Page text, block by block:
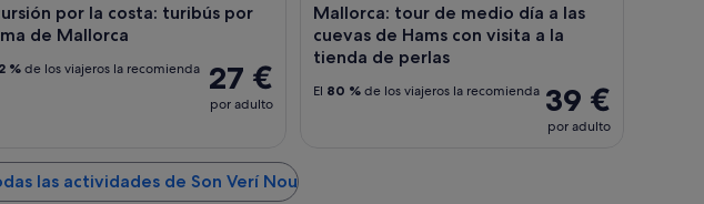
por la costa: turibús por
de Mallorca
27 €
por adulto
% de los viajeros la recomienda
Mallorca: tour de medio día a las
cuevas de Hams con visita a la
tienda de perlas
39 €
por adulto
El 80 % de los viajeros la recomienda
las actividades de Son Verí Nou